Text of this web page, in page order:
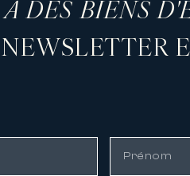
DES BIENS